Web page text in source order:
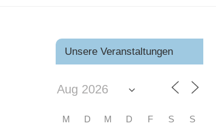
Unsere Veranstaltungen
M D M D F S S